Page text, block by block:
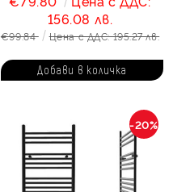
156.08 лв.
€99.84 Цена с ДДС: 195.27 лв.
-20%